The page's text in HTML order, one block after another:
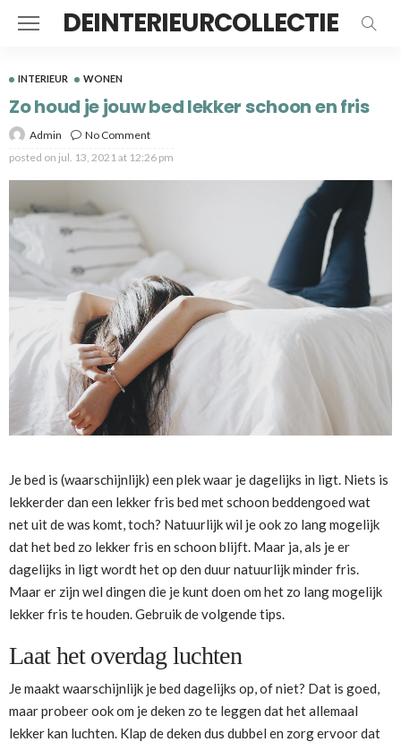
DEINTERIEURCOLLECTIE
INTERIEUR WONEN
Zo houd je jouw bed lekker schoon en fris
Admin
No Comment
posted on jul. 13, 2021 at 12:26 pm
Je bed is (waarschijnlijk) een plek waar je dagelijks in ligt. Niets is
lekkerder dan een lekker fris bed met schoon beddengoed wat
net uit de was komt, toch? Natuurlijk wil je ook zo lang mogelijk
dat het bed zo lekker fris en schoon blijft. Maar ja, als je er
dagelijks in ligt wordt het op den duur natuurlijk minder fris.
Maar er zijn wel dingen die je kunt doen om het zo lang mogelijk
lekker fris te houden. Gebruik de volgende tips.
Laat het overdag luchten
Je maakt waarschijnlijk je bed dagelijks op, of niet? Dat is goed,
maar probeer ook om je deken zo te leggen dat het allemaal
lekker kan luchten. Klap de deken dus dubbel en zorg ervoor dat